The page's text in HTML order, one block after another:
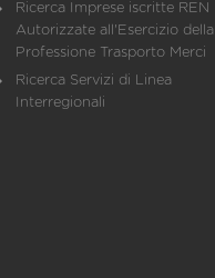
Ricerca Imprese iscritte REN
Autorizzate all'Esercizio della
Professione Trasporto Merci
Ricerca Servizi di Linea
Interregionali